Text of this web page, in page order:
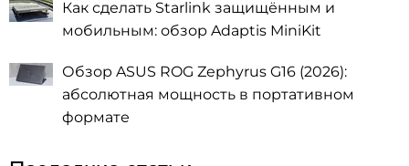
Как сделать Starlink защищённым и
мобильным: обзор Adaptis MiniKit
Обзор ASUS ROG Zephyrus G16 (2026):
абсолютная мощность в портативном
формате